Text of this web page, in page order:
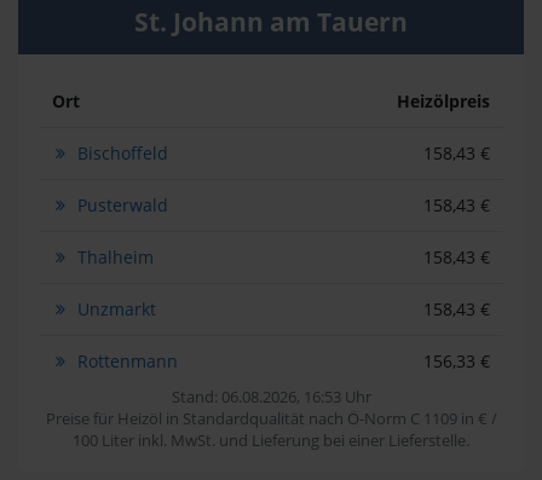
St. Johann am Tauern
Ort Heizölpreis
Bischoffeld 158,43 €
Pusterwald 158,43 €
Thalheim 158,43 €
Unzmarkt 158,43 €
Rottenmann 156,33 €
Stand: 06.08.2026, 16:53 Uhr
Preise für Heizöl in Standardqualität nach Ö-Norm C 1109 in € /
100 Liter inkl. MwSt. und Lieferung bei einer Lieferstelle.